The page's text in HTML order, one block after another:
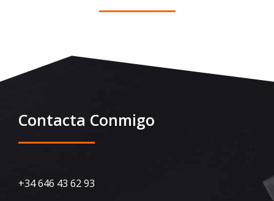
Contacta Conmigo
+34 646 43 62 93